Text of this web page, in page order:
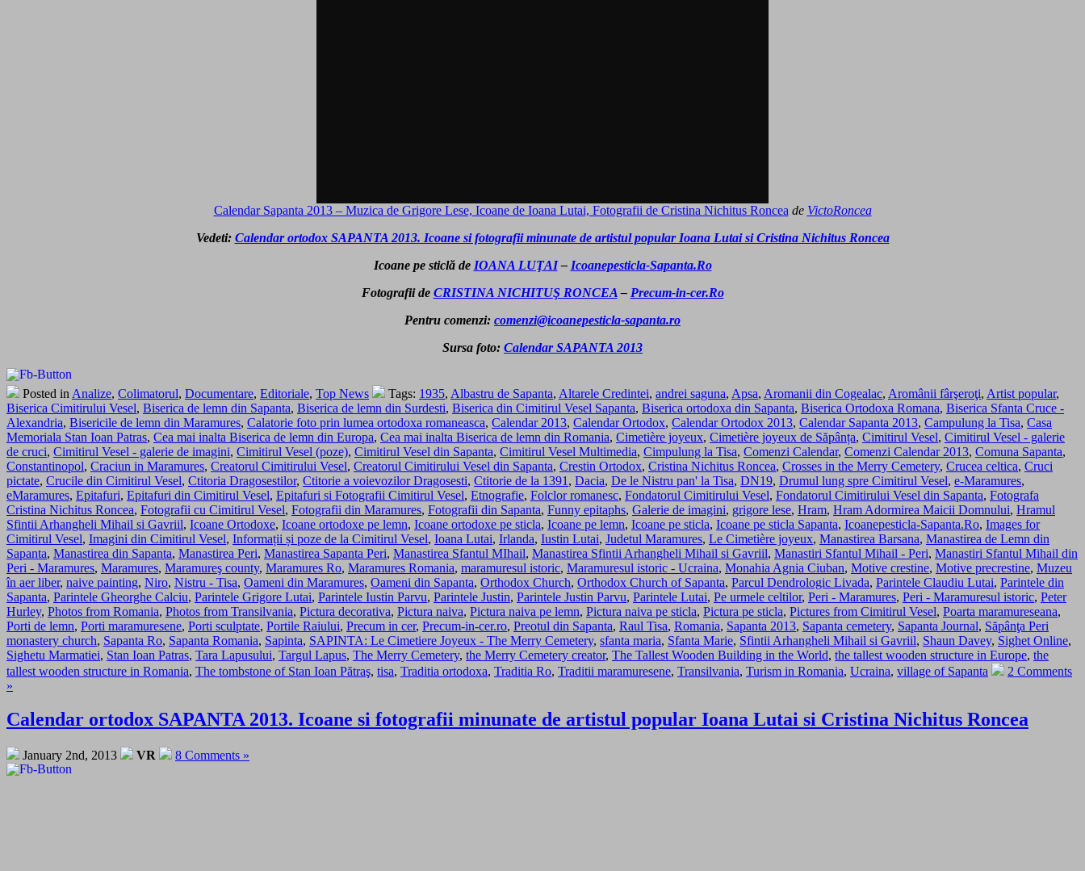
Calendar Sapanta 2013 – Muzica de Grigore Lese, Icoane de Ioana Lutai, Fotografii de Cristina Nichitus Roncea de VictoRoncea
Vedeti: Calendar ortodox SAPANTA 2013. Icoane si fotografii minunate de artistul popular Ioana Lutai si Cristina Nichitus Roncea
Icoane pe sticlă de IOANA LUŢAI– Icoanepesticla-Sapanta.Ro
Fotografii de CRISTINA NICHITUŞ RONCEA – Precum-in-cer.Ro
Pentru comenzi: comenzi@icoanepesticla-sapanta.ro
Sursa foto: Calendar SAPANTA 2013
Posted in Analize, Colimatorul, Documentare, Editoriale, Top News Tags: 1935, Albastru de Sapanta, Altarele Credintei, andrei saguna, Apsa, Aromanii din Cogealac, Aromânii fârşeroţi, Artist popular,
Biserica Cimitirului Vesel, Biserica de lemn din Sapanta, Biserica de lemn din Surdesti, Biserica din Cimitirul Vesel Sapanta, Biserica ortodoxa din Sapanta, Biserica Ortodoxa Romana, Biserica Sfanta Cruce -
Alexandria, Bisericile de lemn din Maramures, Calatorie foto prin lumea ortodoxa romaneasca, Calendar 2013, Calendar Ortodox, Calendar Ortodox 2013, Calendar Sapanta 2013, Campulung la Tisa, Casa
Memoriala Stan Ioan Patras, Cea mai inalta Biserica de lemn din Europa, Cea mai inalta Biserica de lemn din Romania, Cimetière joyeux, Cimetière joyeux de Săpânța, Cimitirul Vesel, Cimitirul Vesel - galerie
de cruci, Cimitirul Vesel - galerie de imagini, Cimitirul Vesel (poze), Cimitirul Vesel din Sapanta, Cimitirul Vesel Multimedia, Cimpulung la Tisa, Comenzi Calendar, Comenzi Calendar 2013, Comuna Sapanta,
Constantinopol, Craciun in Maramures, Creatorul Cimitirului Vesel, Creatorul Cimitirului Vesel din Sapanta, Crestin Ortodox, Cristina Nichitus Roncea, Crosses in the Merry Cemetery, Crucea celtica, Cruci
pictate, Crucile din Cimitirul Vesel, Ctitoria Dragosestilor, Ctitorie a voievozilor Dragosesti, Ctitorie de la 1391 , Dacia, De le Nistru pan' la Tisa, DN19, Drumul lung spre Cimitirul Vesel, e-Maramures,
eMaramures, Epitafuri, Epitafuri din Cimitirul Vesel, Epitafuri si Fotografii Cimitirul Vesel, Etnografie, Folclor romanesc, Fondatorul Cimitirului Vesel, Fondatorul Cimitirului Vesel din Sapanta, Fotografa
Cristina Nichitus Roncea, Fotografii cu Cimitirul Vesel, Fotografii din Maramures, Fotografii din Sapanta, Funny epitaphs, Galerie de imagini, grigore lese, Hram, Hram Adormirea Maicii Domnului, Hramul
Sfintii Arhangheli Mihail si Gavriil, Icoane Ortodoxe, Icoane ortodoxe pe lemn, Icoane ortodoxe pe sticla, Icoane pe lemn, Icoane pe sticla, Icoane pe sticla Sapanta, Icoanepesticla-Sapanta.Ro, Images for
Cimitirul Vesel, Imagini din Cimitirul Vesel, Informații și poze de la Cimitirul Vesel, Ioana Lutai, Irlanda, Iustin Lutai, Judetul Maramures, Le Cimetière joyeux, Manastirea Barsana, Manastirea de Lemn din
Sapanta, Manastirea din Sapanta, Manastirea Peri, Manastirea Sapanta Peri, Manastirea Sfantul MIhail, Manastirea Sfintii Arhangheli Mihail si Gavriil, Manastiri Sfantul Mihail - Peri, Manastiri Sfantul Mihail din
Peri - Maramures, Maramures, Maramureş county, Maramures Ro, Maramures Romania, maramuresul istoric, Maramuresul istoric - Ucraina, Monahia Agnia Ciuban, Motive crestine, Motive precrestine, Muzeu
în aer liber, naive painting, Niro, Nistru - Tisa, Oameni din Maramures, Oameni din Sapanta, Orthodox Church, Orthodox Church of Sapanta, Parcul Dendrologic Livada, Parintele Claudiu Lutai, Parintele din
Sapanta, Parintele Gheorghe Calciu, Parintele Grigore Lutai, Parintele Iustin Parvu, Parintele Justin, Parintele Justin Parvu, Parintele Lutai, Pe urmele celtilor, Peri - Maramures, Peri - Maramuresul istoric, Peter
Hurley, Photos from Romania, Photos from Transilvania, Pictura decorativa, Pictura naiva, Pictura naiva pe lemn, Pictura naiva pe sticla, Pictura pe sticla, Pictures from Cimitirul Vesel, Poarta maramureseana,
Porti de lemn, Porti maramuresene, Porti sculptate, Portile Raiului, Precum in cer, Precum-in-cer.ro, Preotul din Sapanta, Raul Tisa, Romania, Sapanta 2013, Sapanta cemetery, Sapanta Journal, Săpânţa Peri
monastery church, Sapanta Ro, Sapanta Romania, Sapinta, SAPINTA: Le Cimetiere Joyeux - The Merry Cemetery, sfanta maria, Sfanta Marie, Sfintii Arhangheli Mihail si Gavriil, Shaun Davey, Sighet Online,
Sighetu Marmatiei, Stan Ioan Patras, Tara Lapusului, Targul Lapus, The Merry Cemetery, the Merry Cemetery creator, The Tallest Wooden Building in the World, the tallest wooden structure in Europe, the
tallest wooden structure in Romania, The tombstone of Stan Ioan Pătraş, tisa, Traditia ortodoxa, Traditia Ro, Traditii maramuresene, Transilvania, Turism in Romania, Ucraina, village of Sapanta
2 Comments
»
Calendar ortodox SAPANTA 2013. Icoane si fotografii minunate de artistul popular Ioana Lutai si Cristina Nichitus Roncea
January 2nd, 2013 VR 8 Comments »